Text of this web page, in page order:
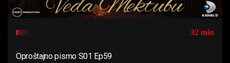
32 min
Oproštajno pismo S01 Ep59